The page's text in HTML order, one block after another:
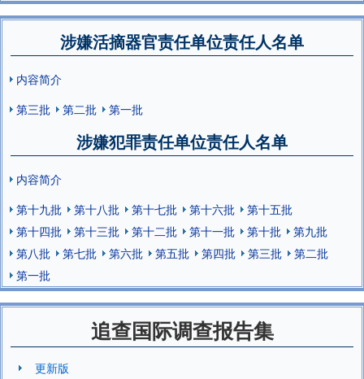
涉嫌活摘器官责任单位责任人名单
内容简介
第三批
第二批 第一批
涉嫌犯罪责任单位责任人名单
内容简介
第十九批
第十八批 第十七批 第十六批
第十五批
第十四批
第十三批 第十二批 第十一批 第十批
第九批
第八批
第七批 第六批 第五批 第四批 第三批
第二批
第一批
追查国际调查报告集
更新版